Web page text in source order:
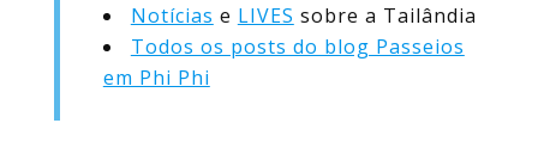
Notícias e LIVES sobre a Tailândia
Todos os posts do blog Passeios
em Phi Phi